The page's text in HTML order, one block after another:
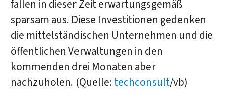
fallen in dieser Zeit erwartungsgemäß
sparsam aus. Diese Investitionen gedenken
die mittelständischen Unternehmen und die
öffentlichen Verwaltungen in den
kommenden drei Monaten aber
nachzuholen. (Quelle: techconsult/vb)